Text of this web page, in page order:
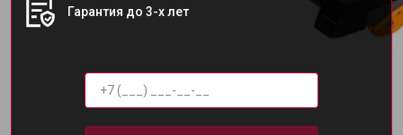
Гарантия до 3-х лет